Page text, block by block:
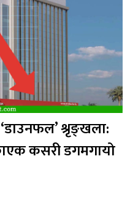
श्रृङ्खला:
कसरी डगमगायो